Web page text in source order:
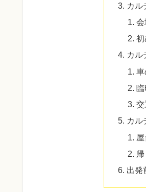
カル
カル
カル
出発